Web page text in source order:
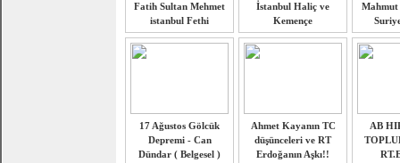
Fatih Sultan Mehmet
istanbul Fethi
İstanbul Haliç ve
Kemençe
Mahmut
17 Ağustos Gölcük
Depremi - Can
Dündar ( Belgesel )
Ahmet Kayanın TC
düşünceleri ve RT
Erdoğanın Aşkı!!
AB